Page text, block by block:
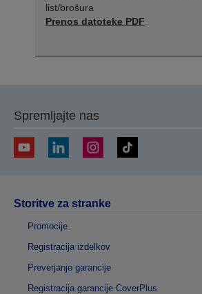
list/brošura
Prenos datoteke PDF
Spremljajte nas
Storitve za stranke
Promocije
Registracija izdelkov
Preverjanje garancije
Registracija garancije CoverPlus